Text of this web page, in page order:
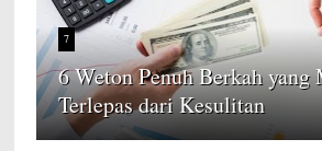
7
6 Weton Penuh Berkah yang
Terlepas dari Kesulitan